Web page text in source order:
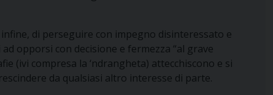
di perseguire con impegno disinteressato e
opporsi con decisione e fermezza “al grave
(ivi compresa la ‘ndrangheta) attecchiscono e si
da qualsiasi altro interesse di parte.